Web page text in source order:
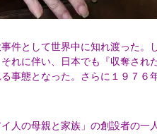
件として世界中に知れ渡った
れに伴い、日本でも『収奪され
事態となった。さらに１９７６
人の母親と家族」の創設者の一